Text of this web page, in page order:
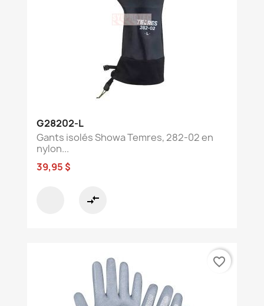
G28202-L
Gants isolés Showa Temres, 282-02 en
nylon...
39,95 $
compare_arrows
favorite_border